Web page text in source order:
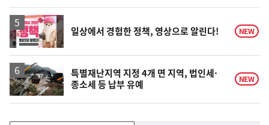
일상에서 경험한 정책, 영상으로 알린다! NEW
특별재난지역 지정 4개 면 지역, 법인세·
종소세 등 납부 유예
NEW